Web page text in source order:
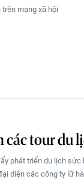
mạng xã hội
tour du
phát triển du lịch
diện các công ty lữ